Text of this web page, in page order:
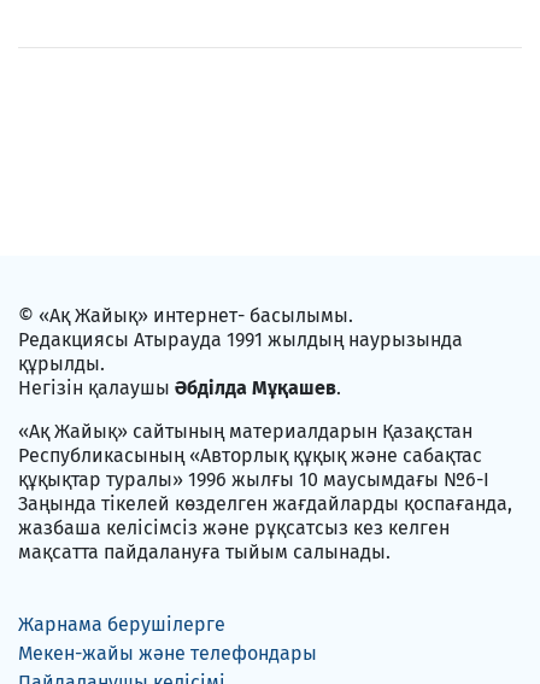
© «Ақ Жайық» интернет- басылымы.
Редакциясы Атырауда 1991 жылдың наурызында
құрылды.
Негізін қалаушы Әбділда Мұқашев.
«Ақ Жайық» сайтының материалдарын Қазақстан
Республикасының «Авторлық құқық және сабақтас
құқықтар туралы» 1996 жылғы 10 маусымдағы №6-I
Заңында тікелей көзделген жағдайларды қоспағанда,
жазбаша келісімсіз және рұқсатсыз кез келген
мақсатта пайдалануға тыйым салынады.
Жарнама берушілерге
Мекен-жайы және телефондары